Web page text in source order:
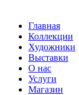
Главная
Коллекции
Художники
Выставки
О нас
Услуги
Магазин